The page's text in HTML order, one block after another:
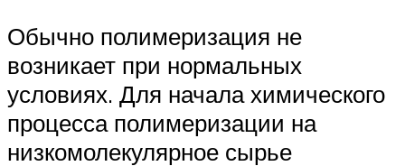
Обычно полимеризация не
возникает при нормальных
условиях. Для начала химического
процесса полимеризации на
низкомолекулярное сырье